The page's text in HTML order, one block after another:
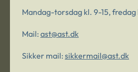
Mandag-torsdag kl. 9-15, fredag
Mail: ast@ast.dk
Sikker mail: sikkermail@ast.dk